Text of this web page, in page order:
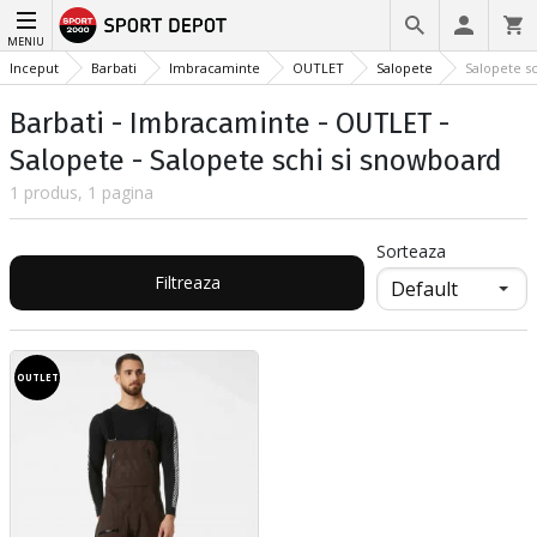
MENIU
Inceput Barbati Imbracaminte OUTLET Salopete Salopete
Barbati - Imbracaminte - OUTLET -
Salopete - Salopete schi si snowboard
1 produs, 1 pagina
Filtreaza
Sorteaza
OUTLET